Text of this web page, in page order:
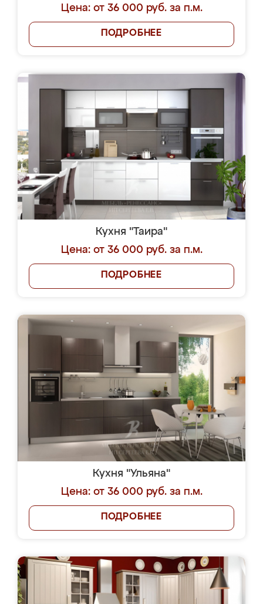
Цена: от 36 000 руб. за п.м.
ПОДРОБНЕЕ
Кухня "Таира"
Цена: от 36 000 руб. за п.м.
ПОДРОБНЕЕ
Кухня "Ульяна"
Цена: от 36 000 руб. за п.м.
ПОДРОБНЕЕ